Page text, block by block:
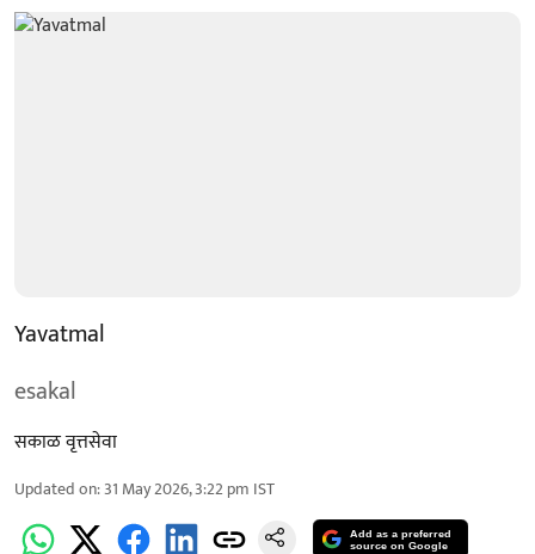
Yavatmal
esakal
सकाळ वृत्तसेवा
Updated on:31 May 2026, 3:22 pm IST
Add as a preferred
source on Google